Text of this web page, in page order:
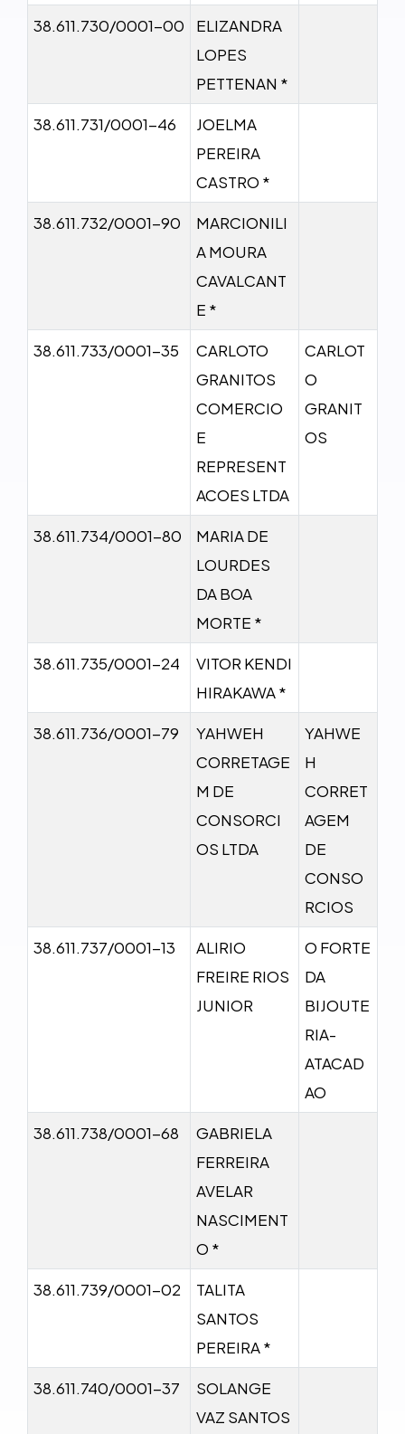
38.611.730/0001-00
ELIZANDRA
LOPES
PETTENAN *
38.611.731/0001-46
JOELMA
PEREIRA
CASTRO *
38.611.732/0001-90
MARCIONILI
A MOURA
CAVALCANT
E *
38.611.733/0001-35
CARLOTO
GRANITOS
COMERCIO
E
REPRESENT
ACOES LTDA
CARLOT
O
GRANIT
OS
38.611.734/0001-80
MARIA DE
LOURDES
DA BOA
MORTE *
38.611.735/0001-24
VITOR KENDI
HIRAKAWA *
38.611.736/0001-79
YAHWEH
CORRETAGE
M DE
CONSORCI
OS LTDA
YAHWE
H
CORRET
AGEM
DE
CONSO
RCIOS
38.611.737/0001-13
ALIRIO
FREIRE RIOS
JUNIOR
O FORTE
DA
BIJOUTE
RIA-
ATACAD
AO
38.611.738/0001-68
GABRIELA
FERREIRA
AVELAR
NASCIMENT
O *
38.611.739/0001-02
TALITA
SANTOS
PEREIRA *
38.611.740/0001-37
SOLANGE
VAZ SANTOS